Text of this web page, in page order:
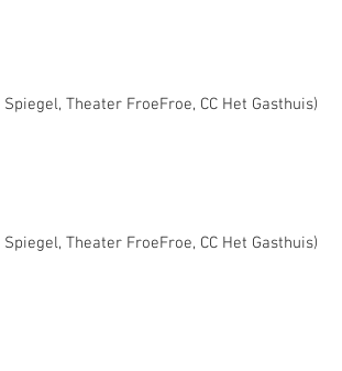
Theater FroeFroe, CC Het Gasthuis)
Theater FroeFroe, CC Het Gasthuis)